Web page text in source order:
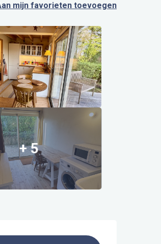
aux
mijn favorieten toevoegen
+ 5
en